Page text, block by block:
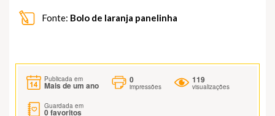
Fonte: Bolo de laranja panelinha
Publicada em
Mais de um ano
0
impressões
119
visualizações
Guardada em
0favoritos